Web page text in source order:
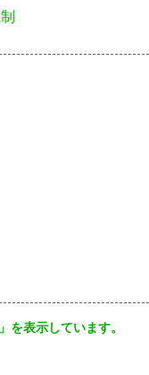
を表示しています。